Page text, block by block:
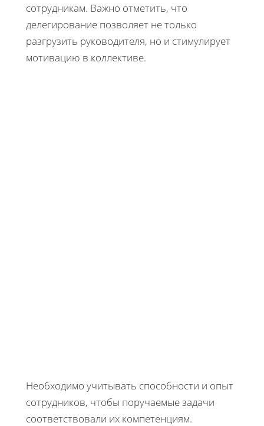
сотрудникам. Важно отметить, что
делегирование позволяет не только
разгрузить руководителя, но и стимулирует
мотивацию в коллективе.
Необходимо учитывать способности и опыт
сотрудников, чтобы поручаемые задачи
соответствовали их компетенциям.